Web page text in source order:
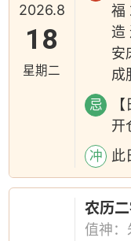
2026.8
18
星期二
福
造
安
成
忌
开
冲 此
农历
值神：